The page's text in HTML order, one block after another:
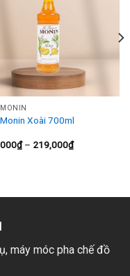
Xoài 700ml
₫ – 219,000₫Khoảng
giá:
máy móc pha chế đồ